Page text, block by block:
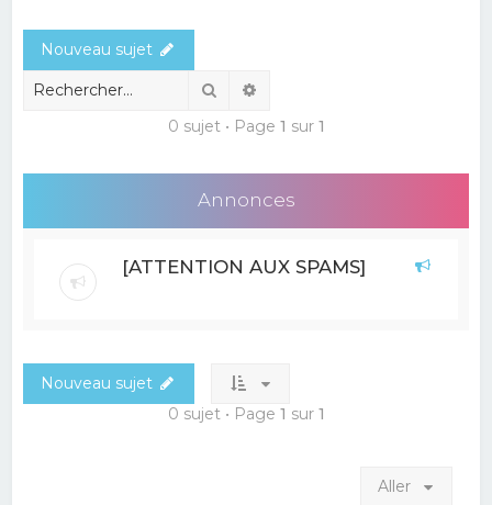
r
Nouveau sujet
Rechercher
0 sujet • Page 1 sur 1
Annonces
[ATTENTION AUX SPAMS]
Nouveau sujet
0 sujet • Page 1 sur 1
Aller